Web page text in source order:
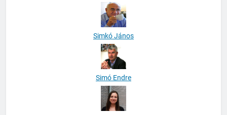
Simkó János
Simó Endre